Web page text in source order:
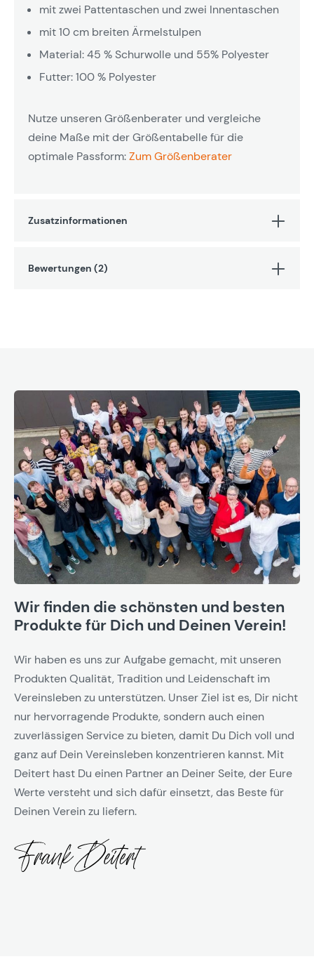
mit zwei Pattentaschen und zwei Innentaschen
mit 10 cm breiten Ärmelstulpen
Material: 45 % Schurwolle und 55% Polyester
Futter: 100 % Polyester
Nutze unseren Größenberater und vergleiche
deine Maße mit der Größentabelle für die
optimale Passform:Zum Größenberater
Zusatzinformationen
Bewertungen (2)
Wir finden die schönsten und besten
Produkte für Dich und Deinen Verein!
Wir haben es uns zur Aufgabe gemacht, mit unseren
Produkten Qualität, Tradition und Leidenschaft im
Vereinsleben zu unterstützen. Unser Ziel ist es, Dir nicht
nur hervorragende Produkte, sondern auch einen
zuverlässigen Service zu bieten, damit Du Dich voll und
ganz auf Dein Vereinsleben konzentrieren kannst. Mit
Deitert hast Du einen Partner an Deiner Seite, der Eure
Werte versteht und sich dafür einsetzt, das Beste für
Deinen Verein zu liefern.